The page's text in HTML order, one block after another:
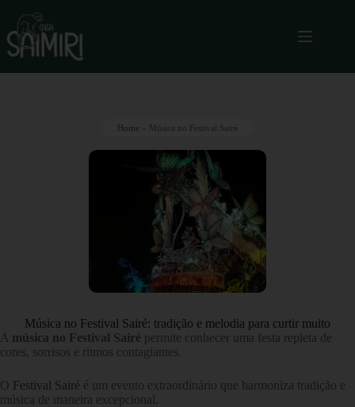
Home Música no Festival Sairé
Música no Festival Sairé: tradição e melodia para curtir muito
A música no Festival Sairé permite conhecer uma festa repleta de
cores, sorrisos e ritmos contagiantes.
O Festival Sairé é um evento extraordinário que harmoniza tradição e
música de maneira excepcional.